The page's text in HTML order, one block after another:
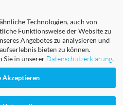
Technologien, auch von
Funktionsweise der Website zu
Angebotes zu analysieren und
bieten zu können.
Sie in unserer Datenschutzerklärung.
Akzeptieren